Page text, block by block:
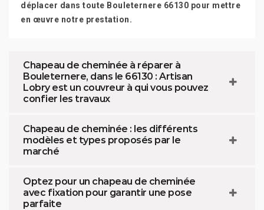
déplacer dans toute Bouleternere 66130 pour mettre
en œuvre notre prestation.
Chapeau de cheminée à réparer à
Bouleternere, dans le 66130 : Artisan
Lobry est un couvreur à qui vous pouvez
confier les travaux
Chapeau de cheminée : les différents
modèles et types proposés par le
marché
Optez pour un chapeau de cheminée
avec fixation pour garantir une pose
parfaite